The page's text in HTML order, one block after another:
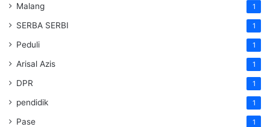
Malang 1
SERBA SERBI 1
Peduli 1
Arisal Azis 1
DPR 1
pendidik 1
Pase 1